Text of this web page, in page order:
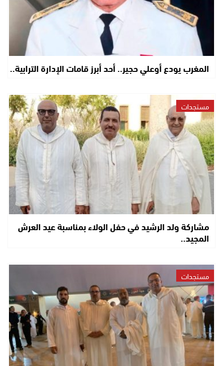
المغرب يودع أوعلي حجير.. أحد أبرز قامات الإدارة الترابية..
مستجدات
مشاركة ولد الرشيد في حفل الولاء بمناسبة عيد العرش
المجيد..
مستجدات